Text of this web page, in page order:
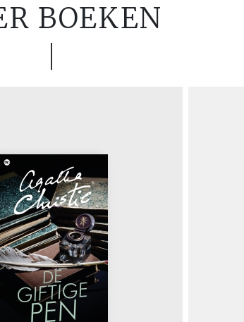
BOEKEN